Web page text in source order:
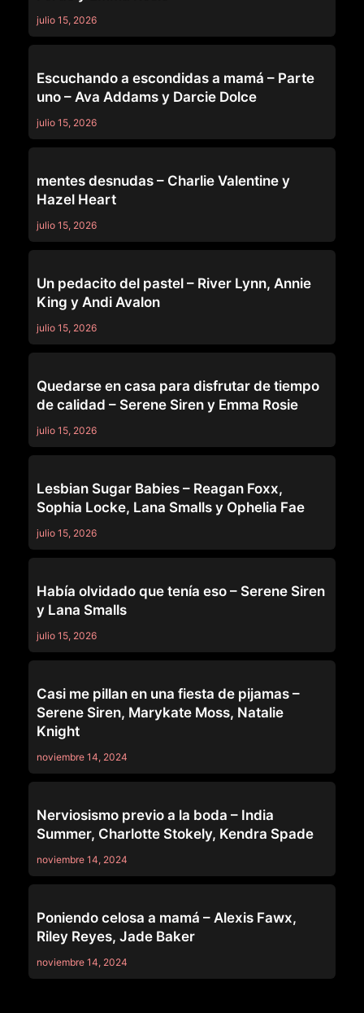
julio 15, 2026
Escuchando a escondidas a mamá – Parte
uno – Ava Addams y Darcie Dolce
julio 15, 2026
mentes desnudas – Charlie Valentine y
Hazel Heart
julio 15, 2026
Un pedacito del pastel – River Lynn, Annie
King y Andi Avalon
julio 15, 2026
Quedarse en casa para disfrutar de tiempo
de calidad – Serene Siren y Emma Rosie
julio 15, 2026
Lesbian Sugar Babies – Reagan Foxx,
Sophia Locke, Lana Smalls y Ophelia Fae
julio 15, 2026
Había olvidado que tenía eso – Serene Siren
y Lana Smalls
julio 15, 2026
Casi me pillan en una fiesta de pijamas –
Serene Siren, Marykate Moss, Natalie
Knight
noviembre 14, 2024
Nerviosismo previo a la boda – India
Summer, Charlotte Stokely, Kendra Spade
noviembre 14, 2024
Poniendo celosa a mamá – Alexis Fawx,
Riley Reyes, Jade Baker
noviembre 14, 2024